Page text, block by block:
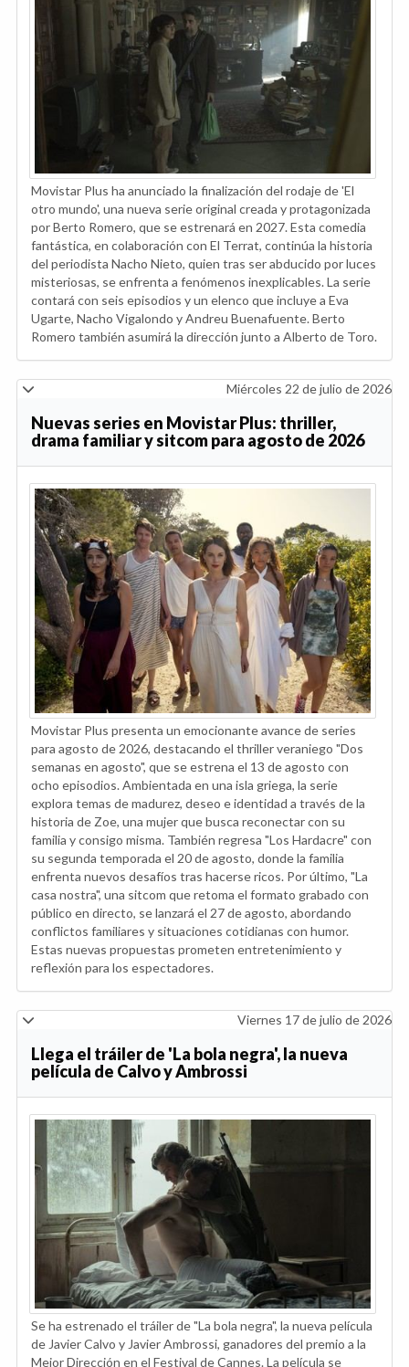
Movistar Plus ha anunciado la finalización del rodaje de 'El
otro mundo', una nueva serie original creada y protagonizada
por Berto Romero, que se estrenará en 2027. Esta comedia
fantástica, en colaboración con El Terrat, continúa la historia
del periodista Nacho Nieto, quien tras ser abducido por luces
misteriosas, se enfrenta a fenómenos inexplicables. La serie
contará con seis episodios y un elenco que incluye a Eva
Ugarte, Nacho Vigalondo y Andreu Buenafuente. Berto
Romero también asumirá la dirección junto a Alberto de Toro.
Miércoles 22 de julio de 2026
Nuevas series en Movistar Plus: thriller,
drama familiar y sitcom para agosto de 2026
Movistar Plus presenta un emocionante avance de series
para agosto de 2026, destacando el thriller veraniego "Dos
semanas en agosto", que se estrena el 13 de agosto con
ocho episodios. Ambientada en una isla griega, la serie
explora temas de madurez, deseo e identidad a través de la
historia de Zoe, una mujer que busca reconectar con su
familia y consigo misma. También regresa "Los Hardacre" con
su segunda temporada el 20 de agosto, donde la familia
enfrenta nuevos desafíos tras hacerse ricos. Por último, "La
casa nostra", una sitcom que retoma el formato grabado con
público en directo, se lanzará el 27 de agosto, abordando
conflictos familiares y situaciones cotidianas con humor.
Estas nuevas propuestas prometen entretenimiento y
reflexión para los espectadores.
Viernes 17 de julio de 2026
Llega el tráiler de 'La bola negra', la nueva
película de Calvo y Ambrossi
Se ha estrenado el tráiler de "La bola negra", la nueva película
de Javier Calvo y Javier Ambrossi, ganadores del premio a la
Mejor Dirección en el Festival de Cannes. La película se